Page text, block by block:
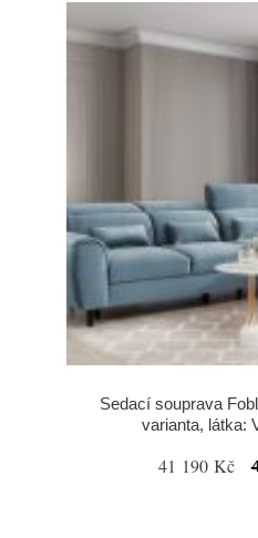
Sedací souprava
varianta, látka:
41 190 Kč